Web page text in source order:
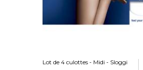
Lot de 4 culottes - Midi - Sloggi